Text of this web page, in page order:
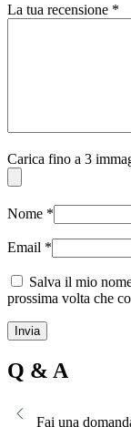
La tua recensione *
Carica fino a 3
Nome *
Email *
Salva il mio
prossima volta che
Q & A
Fai una